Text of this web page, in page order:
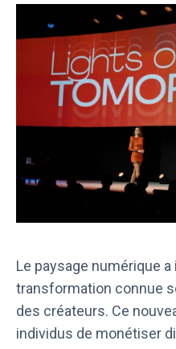
Le paysage numérique
transformation connue
des créateurs. Ce
individus de monétiser